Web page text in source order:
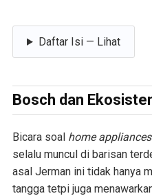
Daftar Isi — Lihat
Bosch dan
Bicara soal home appliances
selalu muncul di barisan
asal Jerman ini tidak hanya
tangga tetpi juga